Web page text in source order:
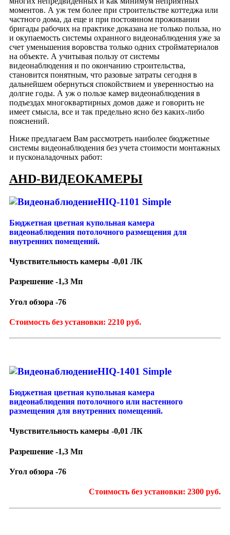
моментов. А уж тем более при строительстве коттеджа или
частного дома, да еще и при постоянном проживании
бригады рабочих на практике доказана не только польза, но
и окупаемость системы охранного видеонаблюдения уже за
счет уменьшения воровства только одних стройматериалов
на объекте. А учитывая пользу от системы
видеонаблюдения и по окончанию строительства,
становится понятным, что разовые затраты сегодня в
дальнейшем обернуться спокойствием и уверенностью на
долгие годы. А уж о пользе камер видеонаблюдения в
подъездах многоквартирных домов даже и говорить не
имеет смысла, все и так предельно ясно без каких-либо
пояснений.
Ниже предлагаем Вам рассмотреть наиболее бюджетные
системы видеонаблюдения без учета стоимости монтажных
и пусконаладочных работ:
AHD-ВИДЕОКАМЕРЫ
HIQ-1101 Simple
Бюджетная цветная купольная камера
видеонаблюдения потолочного размещения для
внутренних помещений.
Чувствительность камеры -0,01 ЛК
Разрешение -1,3 Мп
Угол обзора -76
Стоимость без установки: 2210 руб.
HIQ-1401 Simple
Бюджетная цветная купольная камера
видеонаблюдения потолочного или настенного
размещения для внутренних помещений.
Чувствительность камеры -0,01 ЛК
Разрешение -1,3 Мп
Угол обзора -76
Стоимость без установки: 2300 руб.